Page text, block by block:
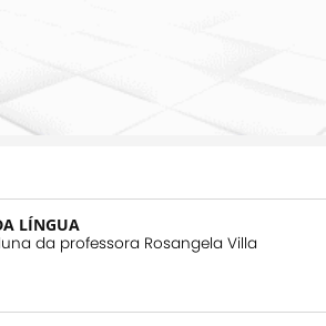
LÍNGUA
da professora Rosangela Villa